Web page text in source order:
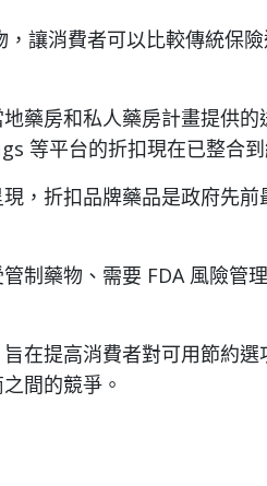
讓消費者可以比較傳統保
藥房和私人藥房計畫提供的
等平台的折扣現在已整合到
，折扣品牌藥品是政府先
制藥物、需要 FDA 風險管
在提高消費者對可用節約
間的競爭。